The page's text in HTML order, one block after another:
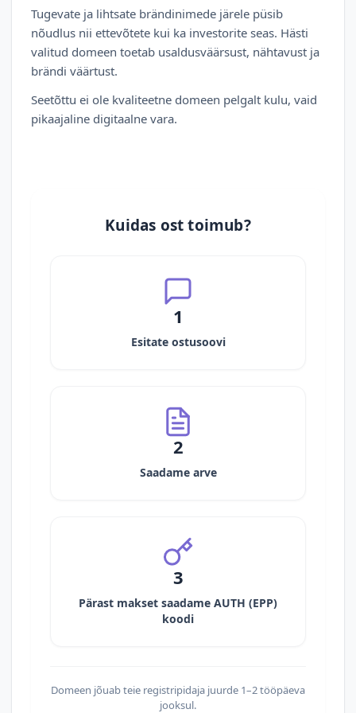
Tugevate ja lihtsate brändinimede järele püsib
nõudlus nii ettevõtete kui ka investorite seas. Hästi
valitud domeen toetab usaldusväärsust, nähtavust ja
brändi väärtust.
Seetõttu ei ole kvaliteetne domeen pelgalt kulu, vaid
pikaajaline digitaalne vara.
Kuidas ost toimub?
1
Esitate ostusoovi
2
Saadame arve
3
Pärast makset saadame AUTH (EPP)
koodi
Domeen jõuab teie registripidaja juurde 1–2 tööpäeva
jooksul.